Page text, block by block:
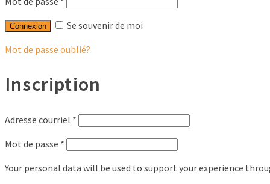
Connexion
Se souvenir de moi
Mot de passe oublié?
Inscription
Adresse courriel *
Mot de passe *
Your personal data will be used to support your experience